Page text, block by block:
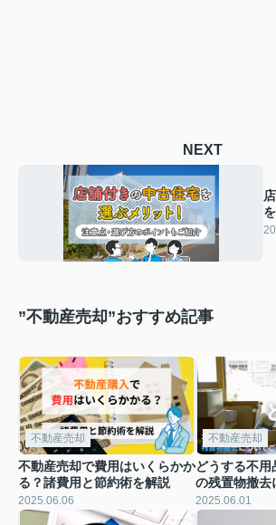
NEXT
”不動産売却”おすすめ記事
不動産売却
不動産売却で費用はいくらかか
る？諸費用と節約術を解説
2025.06.06
不動産売却
どうする不用
の残置物撤去
2025.06.01